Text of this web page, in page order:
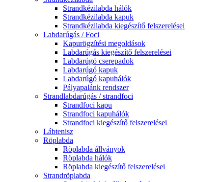
Strandkézilabda hálók
Strandkézilabda kapuk
Strandkézilabda kiegészítő felszerelései
Labdarúgás / Foci
Kapurögzítési megoldások
Labdarúgás kiegészítő felszerelései
Labdarúgó cserepadok
Labdarúgó kapuk
Labdarúgó kapuhálók
Pályapalánk rendszer
Strandlabdarúgás / strandfoci
Strandfoci kapu
Strandfoci kapuhálók
Strandfoci kiegészítő felszerelései
Lábtenisz
Röplabda
Röplabda állványok
Röplabda hálók
Röplabda kiegészítő felszerelései
Strandröplabda